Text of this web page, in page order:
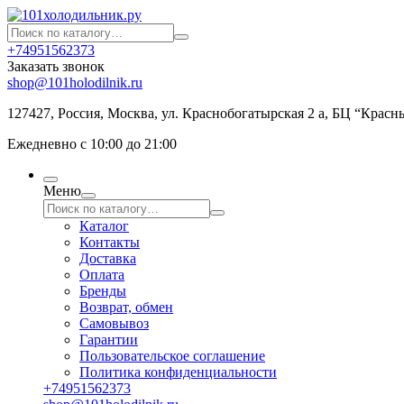
+74951562373
Заказать звонок
shop@101holodilnik.ru
127427, Россия, Москва, ул. Краснобогатырская 2 а, БЦ
Ежедневно с 10:00 до 21:00
Меню
Каталог
Контакты
Доставка
Оплата
Бренды
Возврат, обмен
Самовывоз
Гарантии
Пользовательское соглашение
Политика конфиденциальности
+74951562373